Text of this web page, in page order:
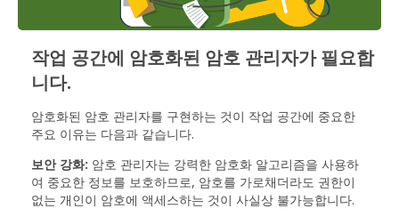
작업 공간에 암호화된 암호 관리자가 필요합
니다.
암호화된 암호 관리자를 구현하는 것이 작업 공간에 중요한
주요 이유는 다음과 같습니다.
보안 강화: 암호 관리자는 강력한 암호화 알고리즘을 사용하
여 중요한 정보를 보호하므로, 암호를 가로채더라도 권한이
없는 개인이 암호에 액세스하는 것이 사실상 불가능합니다.